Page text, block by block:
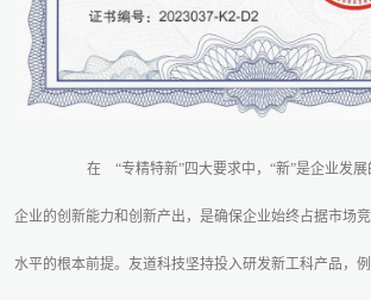
在 “专精特新”四大要求中，“新”是企业发
企业的创新能力和创新产出，是确保企业始终占据市场
水平的根本前提。友道科技坚持投入研发新工科产品，